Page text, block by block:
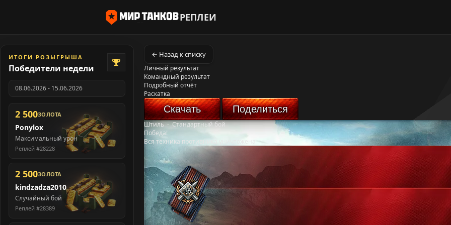
РЕПЛЕИ
ИТОГИ РОЗЫГРЫША
Победители недели
08.06.2026 - 15.06.2026
2 500ЗОЛОТА
Ponylox
Максимальный урон
Реплей #28228
2 500ЗОЛОТА
kindzadza2010
Случайный бой
Реплей #28389
← Назад к списку
Личный результат
Командный результат
Подробный отчёт
Раскатка
Скачать Поделиться
Штиль-Стандартный бой
Победа!
Вся техника противника уничтожена